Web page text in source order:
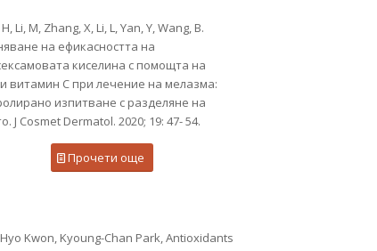
Li, M, Zhang, X, Li, L, Yan, Y, Wang, B.
на ефикасността на
киселина с помощта на
витамин С при лечение на мелазма:
изпитване с разделяне на
J Cosmet Dermatol. 2020; 19: 47- 54.
Прочети още
Kwon, Kyoung-Chan Park, Antioxidants